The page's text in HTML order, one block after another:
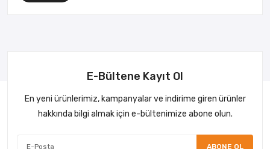
E-Bültene Kayıt Ol
En yeni ürünlerimiz, kampanyalar ve indirime giren ürünler
hakkında bilgi almak için e-bültenimize abone olun.
ABONE OL